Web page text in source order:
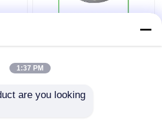
Żywność drożdże beta
1:37 PM
are you looking